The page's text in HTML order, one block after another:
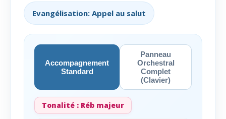
Evangélisation: Appel au salut
Accompagnement
Standard
Panneau
Orchestral
Complet
(Clavier)
Tonalité : Réb majeur